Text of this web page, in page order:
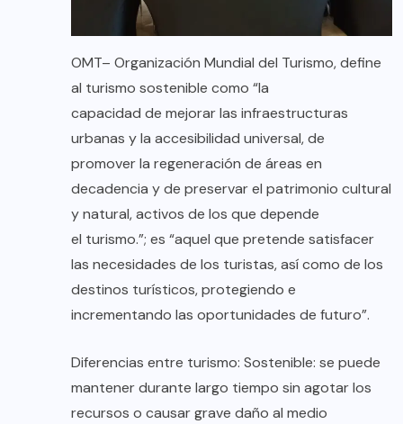
OMT– Organización Mundial del Turismo, define
al turismo sostenible como “la
capacidad de mejorar las infraestructuras
urbanas y la accesibilidad universal, de
promover la regeneración de áreas en
decadencia y de preservar el patrimonio cultural
y natural, activos de los que depende
el turismo.”; es “aquel que pretende satisfacer
las necesidades de los turistas, así como de los
destinos turísticos, protegiendo e
incrementando las oportunidades de futuro”.
Diferencias entre turismo: Sostenible: se puede
mantener durante largo tiempo sin agotar los
recursos o causar grave daño al medio